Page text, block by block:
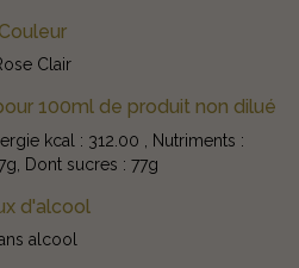
Couleur
Clair
100ml de produit non dilué
kcal : 312.00 , Nutriments :
Dont sucres : 77g
d'alcool
alcool